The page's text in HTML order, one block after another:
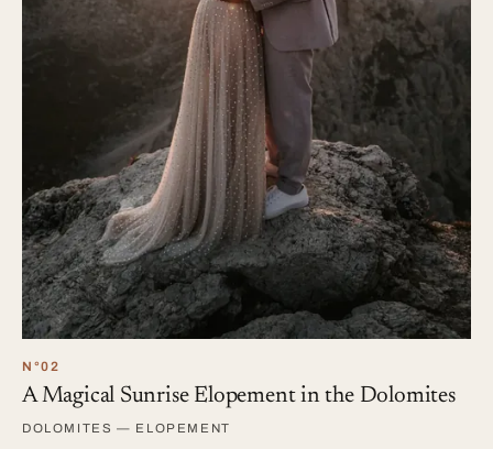
N°02
A Magical Sunrise Elopement in the Dolomites
DOLOMITES — ELOPEMENT